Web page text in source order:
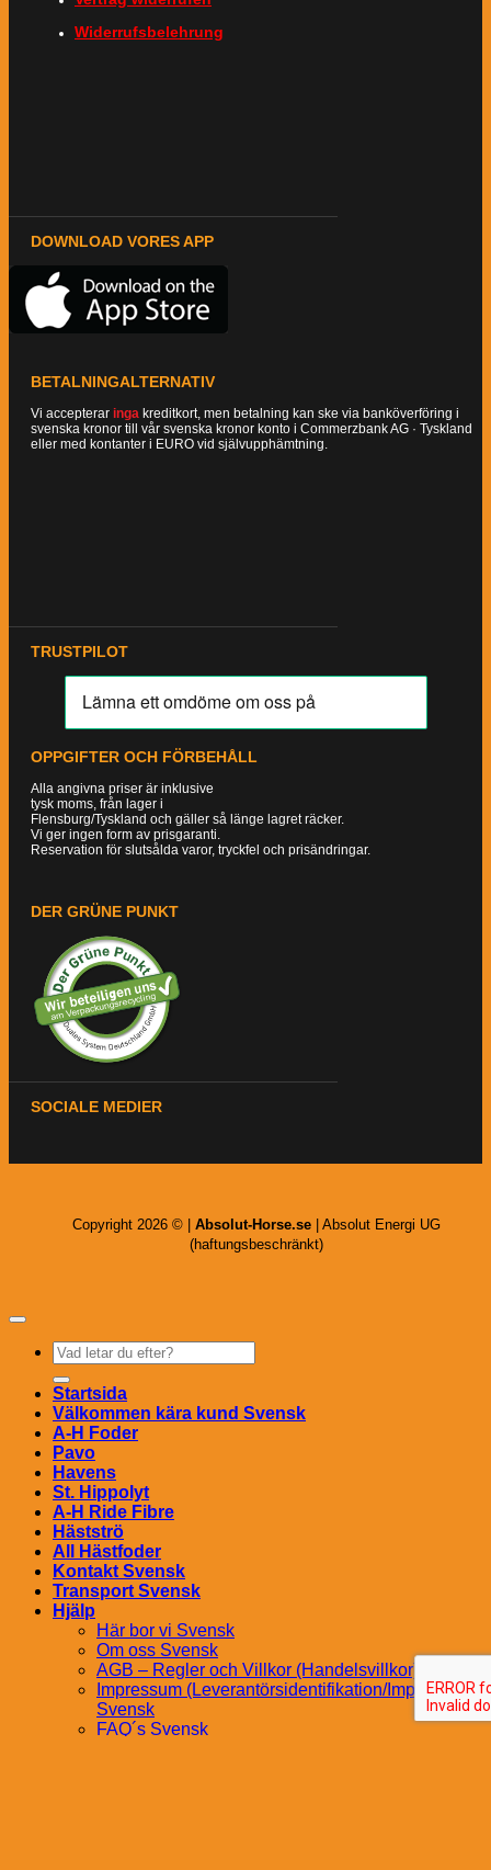
Widerrufsbelehrung
DOWNLOAD VORES APP
BETALNINGALTERNATIV
Vi accepterar inga kreditkort, men betalning kan ske via banköverföring i
svenska kronor till vår svenska kronor konto i Commerzbank AG · Tyskland
eller med kontanter i EURO vid självupphämtning.
TRUSTPILOT
OPPGIFTER OCH FÖRBEHÅLL
Alla angivna priser är inklusive
tysk moms, från lager i
Flensburg/Tyskland och gäller så länge lagret räcker.
Vi ger ingen form av prisgaranti.
Reservation för slutsålda varor, tryckfel och prisändringar.
DER GRÜNE PUNKT
SOCIALE MEDIER
Copyright 2026 © | Absolut-Horse.se | Absolut Energi UG
(haftungsbeschränkt)
Sök
efter:
Startsida
Välkommen kära kund Svensk
A-H Foder
Pavo
Havens
St. Hippolyt
A-H Ride Fibre
Hästströ
All Hästfoder
Kontakt Svensk
Transport Svensk
Hjälp
Här bor vi Svensk
Om oss Svensk
AGB – Regler och Villkor (Handelsvillkor)
Impressum (Leverantörsidentifikation/Imprint)
Svensk
FAQ´s Svensk